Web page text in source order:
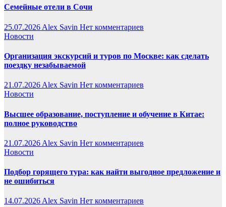
Семейные отели в Сочи
25.07.2026 Alex Savin Нет комментариев
Новости
Организация экскурсий и туров по Москве: как сделать
поездку незабываемой
21.07.2026 Alex Savin Нет комментариев
Новости
Высшее образование, поступление и обучение в Китае:
полное руководство
21.07.2026 Alex Savin Нет комментариев
Новости
Подбор горящего тура: как найти выгодное предложение и
не ошибиться
14.07.2026 Alex Savin Нет комментариев